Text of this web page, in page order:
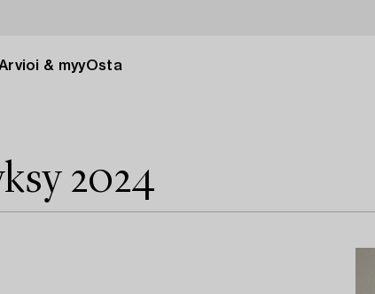
& myyOsta
2024